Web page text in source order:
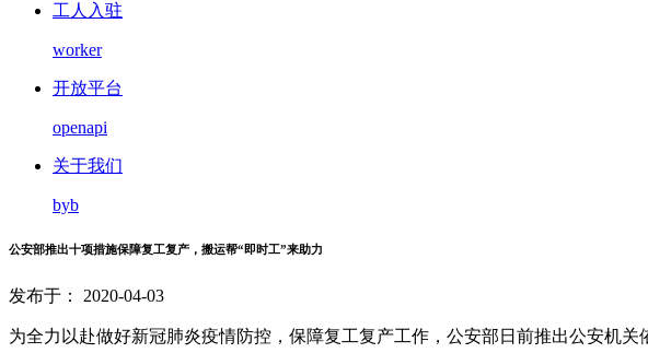
工人入驻
worker
开放平台
openapi
关于我们
byb
公安部推出十项措施保障复工复产，搬运帮“即时工”来助力
发布于： 2020-04-03
为全力以赴做好新冠肺炎疫情防控，保障复工复产工作，公安部日前推出公安机